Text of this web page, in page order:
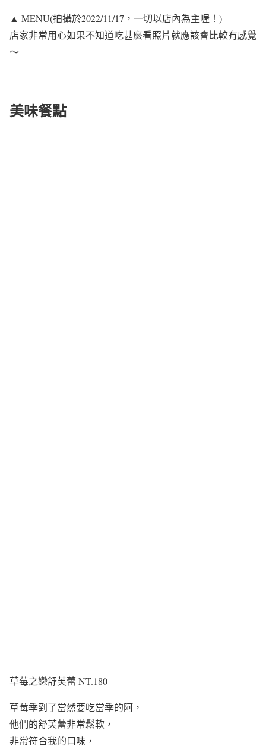
▲ MENU(拍攝於2022/11/17，一切以店內為主喔！)
店家非常用心如果不知道吃甚麼看照片就應該會比較有感覺
～
美味餐點
草莓之戀舒芙蕾 NT.180
草莓季到了當然要吃當季的阿，
他們的舒芙蕾非常鬆軟，
非常符合我的口味，